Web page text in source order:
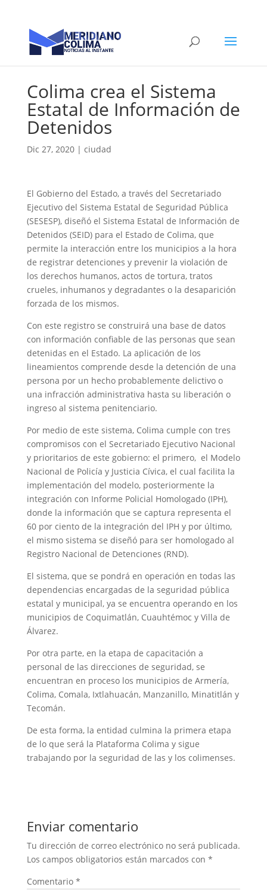
Colima crea el Sistema
Estatal de Información de
Detenidos
Dic 27, 2020| ciudad
El Gobierno del Estado, a través del Secretariado
Ejecutivo del Sistema Estatal de Seguridad Pública
(SESESP), diseñó el Sistema Estatal de Información de
Detenidos (SEID) para el Estado de Colima, que
permite la interacción entre los municipios a la hora
de registrar detenciones y prevenir la violación de
los derechos humanos, actos de tortura, tratos
crueles, inhumanos y degradantes o la desaparición
forzada de los mismos.
Con este registro se construirá una base de datos
con información confiable de las personas que sean
detenidas en el Estado. La aplicación de los
lineamientos comprende desde la detención de una
persona por un hecho probablemente delictivo o
una infracción administrativa hasta su liberación o
ingreso al sistema penitenciario.
Por medio de este sistema, Colima cumple con tres
compromisos con el Secretariado Ejecutivo Nacional
y prioritarios de este gobierno: el primero, el Modelo
Nacional de Policía y Justicia Cívica, el cual facilita la
implementación del modelo, posteriormente la
integración con Informe Policial Homologado (IPH),
donde la información que se captura representa el
60 por ciento de la integración del IPH y por último,
el mismo sistema se diseñó para ser homologado al
Registro Nacional de Detenciones (RND).
El sistema, que se pondrá en operación en todas las
dependencias encargadas de la seguridad pública
estatal y municipal, ya se encuentra operando en los
municipios de Coquimatlán, Cuauhtémoc y Villa de
Álvarez.
Por otra parte, en la etapa de capacitación a
personal de las direcciones de seguridad, se
encuentran en proceso los municipios de Armería,
Colima, Comala, Ixtlahuacán, Manzanillo, Minatitlán y
Tecomán.
De esta forma, la entidad culmina la primera etapa
de lo que será la Plataforma Colima y sigue
trabajando por la seguridad de las y los colimenses.
Enviar comentario
Tu dirección de correo electrónico no será publicada.
Los campos obligatorios están marcados con *
Comentario *